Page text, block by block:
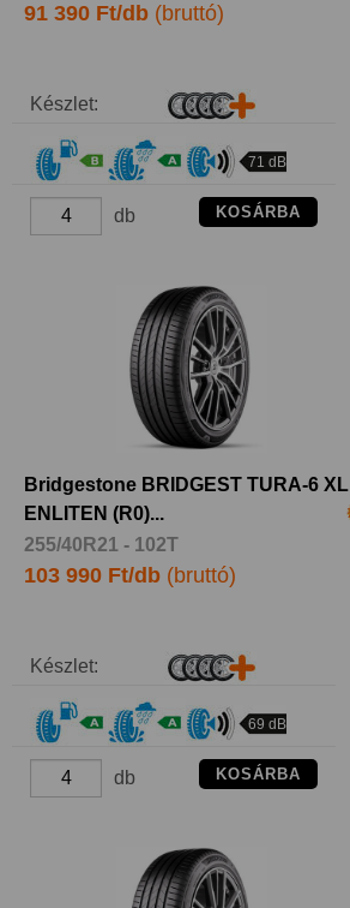
91 390 Ft/db (bruttó)
Készlet:
71 dB
db KOSÁRBA
Bridgestone BRIDGEST TURA-6 XL
ENLITEN (R0)...
255/40R21 - 102T
103 990 Ft/db (bruttó)
Készlet:
69 dB
db KOSÁRBA